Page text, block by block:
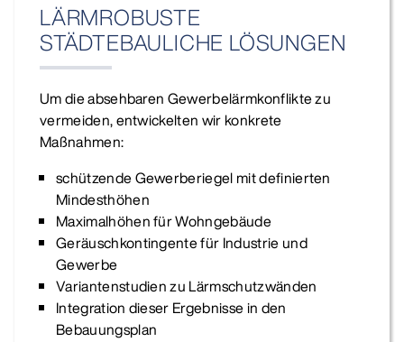
LÄRMROBUSTE
STÄDTEBAULICHE LÖSUNGEN
Um die absehbaren Gewerbelärmkonflikte zu
vermeiden, entwickelten wir konkrete
Maßnahmen:
schützende Gewerberiegel mit definierten
Mindesthöhen
Maximalhöhen für Wohngebäude
Geräuschkontingente für Industrie und
Gewerbe
Variantenstudien zu Lärmschutzwänden
Integration dieser Ergebnisse in den
Bebauungsplan